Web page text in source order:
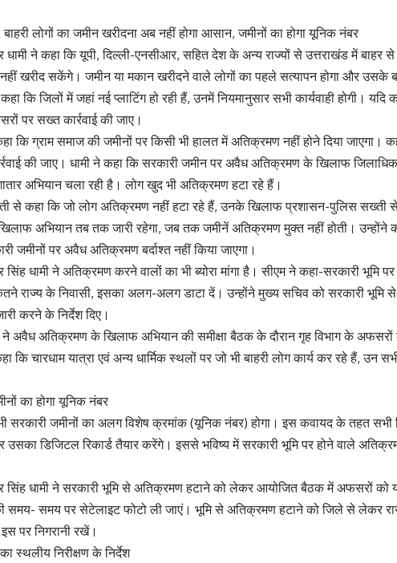
लोगों का जमीन खरीदना अब नहीं होगा आसान, जमीनों का होगा यूनिक नंबर
धामी ने कहा कि यूपी, दिल्ली-एनसीआर, सहित देश के अन्य राज्यों से उत्तराखंड में बाहर
खरीद सकेंगे। जमीन या मकान खरीदने वाले लोगों का पहले सत्यापन होगा और उसके
कि जिलों में जहां नई प्लाटिंग हो रही हैं, उनमें नियमानुसार सभी कार्यवाही होगी।
पर सख्त कार्रवाई की जाए।
कि ग्राम समाज की जमीनों पर किसी भी हालत में अतिक्रमण नहीं होने दिया जाएगा।
की जाए। धामी ने कहा कि सरकारी जमीन पर अवैध अतिक्रमण के खिलाफ
अभियान चला रही है। लोग खुद भी अतिक्रमण हटा रहे हैं।
से कहा कि जो लोग अतिक्रमण नहीं हटा रहे हैं, उनके खिलाफ प्रशासन-पुलिस सख्ती से
अभियान तब तक जारी रहेगा, जब तक जमीनें अतिक्रमण मुक्त नहीं होती। उन्होंने
जमीनों पर अवैध अतिक्रमण बर्दाश्त नहीं किया जाएगा।
सिंह धामी ने अतिक्रमण करने वालों का भी ब्योरा मांगा है। सीएम ने कहा-सरकारी भूमि
राज्य के निवासी, इसका अलग-अलग डाटा दें। उन्होंने मुख्य सचिव को सरकारी भूमि
करने के निर्देश दिए।
ने अवैध अतिक्रमण के खिलाफ अभियान की समीक्षा बैठक के दौरान गृह विभाग के
कि चारधाम यात्रा एवं अन्य धार्मिक स्थलों पर जो भी बाहरी लोग कार्य कर रहे हैं, उन
का होगा यूनिक नंबर
सरकारी जमीनों का अलग विशेष क्रमांक (यूनिक नंबर) होगा। इस कवायद के तहत सभी
उसका डिजिटल रिकार्ड तैयार करेंगे। इससे भविष्य में सरकारी भूमि पर होने वाले
सिंह धामी ने सरकारी भूमि से अतिक्रमण हटाने को लेकर आयोजित बैठक में अफसरों को
समय- समय पर सेटेलाइट फोटो ली जाएं। भूमि से अतिक्रमण हटाने को जिले से लेकर
पर निगरानी रखें।
स्थलीय निरीक्षण के निर्देश